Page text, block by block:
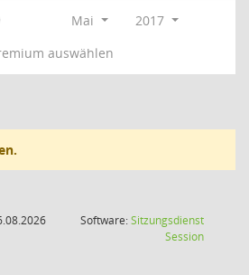
Mai
2017
auswählen
Software:Sitzungsdienst
Session(Wird in